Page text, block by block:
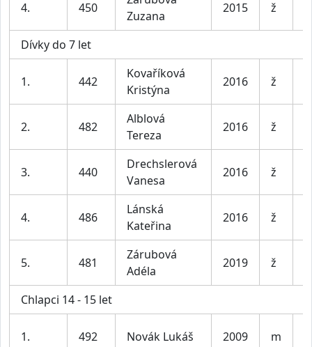
4. 450
Zuzana
2015 ž
Dívky do 7 let
1. 442
Kovaříková
Kristýna
2016 ž
2. 482
Alblová
Tereza
2016 ž
3. 440
Drechslerová
Vanesa
2016 ž
4. 486
Lánská
Kateřina
2016 ž
5. 481
Zárubová
Adéla
2019 ž
Chlapci 14 - 15 let
1. 492 Novák Lukáš 2009 m